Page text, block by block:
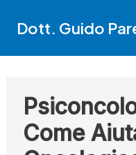
Dott. Guido
Come